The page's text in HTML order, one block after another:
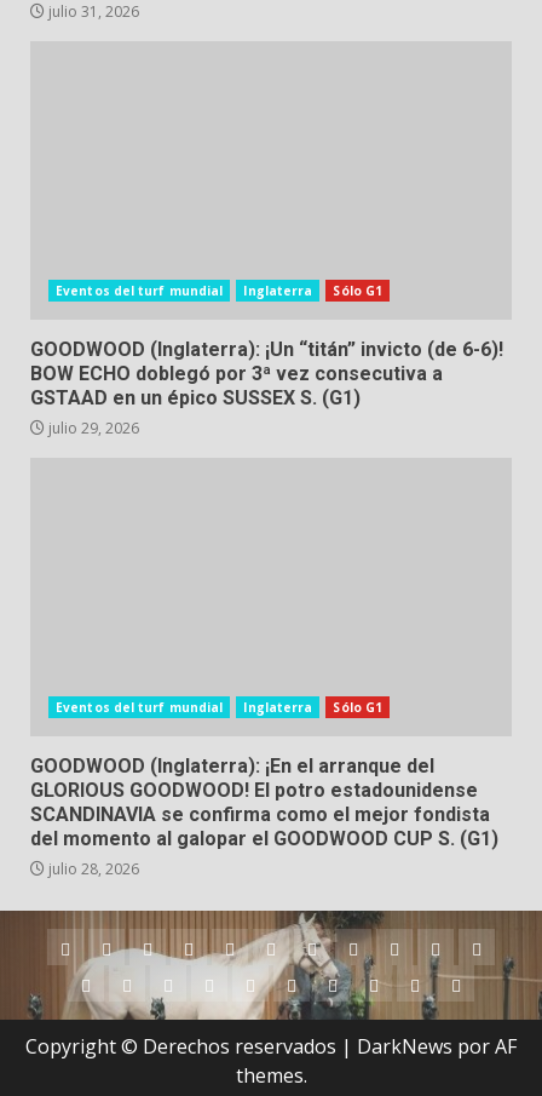
julio 31, 2026
Eventos del turf mundial Inglaterra Sólo G1
GOODWOOD (Inglaterra): ¡Un “titán” invicto (de 6-6)!
BOW ECHO doblegó por 3ª vez consecutiva a
GSTAAD en un épico SUSSEX S. (G1)
julio 29, 2026
Eventos del turf mundial Inglaterra Sólo G1
GOODWOOD (Inglaterra): ¡En el arranque del
GLORIOUS GOODWOOD! El potro estadounidense
SCANDINAVIA se confirma como el mejor fondista
del momento al galopar el GOODWOOD CUP S. (G1)
julio 28, 2026
Argentina
AustraliaBrasilChileDubaiEstados
Unidos
Hong
Kong
Inglaterra
IrlandaJapónNueva
Zelanda
PanamáPerú
Puerto
Rico
QatarSingapurSuráfrica
UruguayVenezuelaHipódromos
(Dubai)
Copyright © Derechos reservados | DarkNews por AF
themes.